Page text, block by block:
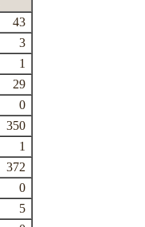
43
3
1
29
0
350
1
372
0
5